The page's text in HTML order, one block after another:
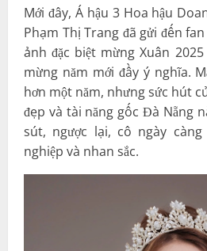
Mới đây, Á hậu 3 Hoa hậu
Phạm Thị Trang đã gửi đến
ảnh đặc biệt mừng Xuân
mừng năm mới đầy ý nghĩa.
hơn một năm, nhưng sức hút
đẹp và tài năng gốc Đà Nẵng
sút, ngược lại, cô ngày
nghiệp và nhan sắc.